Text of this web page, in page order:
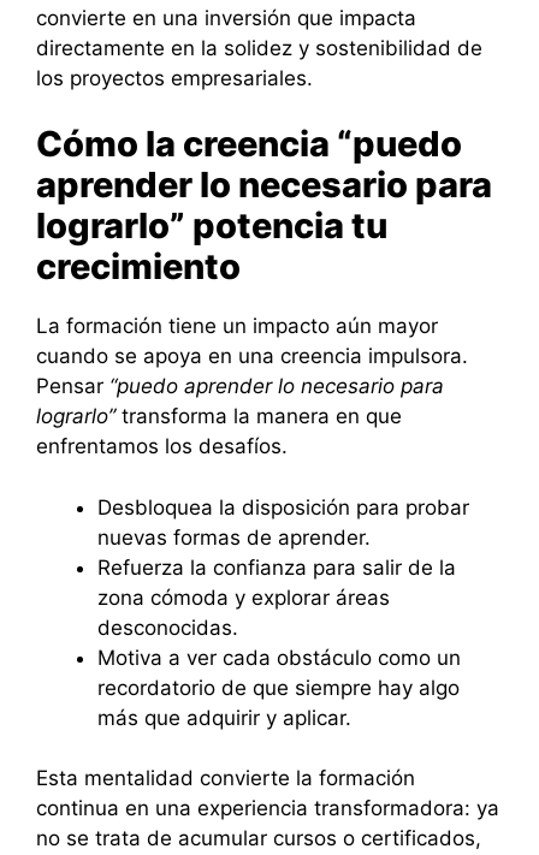
convierte en una inversión que impacta
directamente en la solidez y sostenibilidad de
los proyectos empresariales.
Cómo la creencia “puedo
aprender lo necesario para
lograrlo” potencia tu
crecimiento
La formación tiene un impacto aún mayor
cuando se apoya en una creencia impulsora.
Pensar “puedo aprender lo necesario para
lograrlo”transforma la manera en que
enfrentamos los desafíos.
Desbloquea la disposición para probar
nuevas formas de aprender.
Refuerza la confianza para salir de la
zona cómoda y explorar áreas
desconocidas.
Motiva a ver cada obstáculo como un
recordatorio de que siempre hay algo
más que adquirir y aplicar.
Esta mentalidad convierte la formación
continua en una experiencia transformadora: ya
no se trata de acumular cursos o certificados,